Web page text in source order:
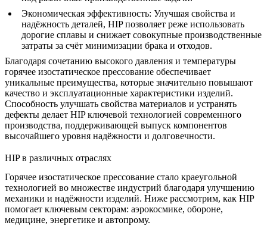
Экономическая эффективность: Улучшая свойства и
надёжность деталей, HIP позволяет реже использовать
дорогие сплавы и снижает совокупные производственные
затраты за счёт минимизации брака и отходов.
Благодаря сочетанию высокого давления и температуры
горячее изостатическое прессование обеспечивает
уникальные преимущества, которые значительно повышают
качество и эксплуатационные характеристики изделий.
Способность улучшать свойства материалов и устранять
дефекты делает HIP ключевой технологией современного
производства, поддерживающей выпуск компонентов
высочайшего уровня надёжности и долговечности.
HIP в различных отраслях
Горячее изостатическое прессование стало краеугольной
технологией во множестве индустрий благодаря улучшению
механики и надёжности изделий. Ниже рассмотрим, как HIP
помогает ключевым секторам: аэрокосмике, обороне,
медицине, энергетике и автопрому.